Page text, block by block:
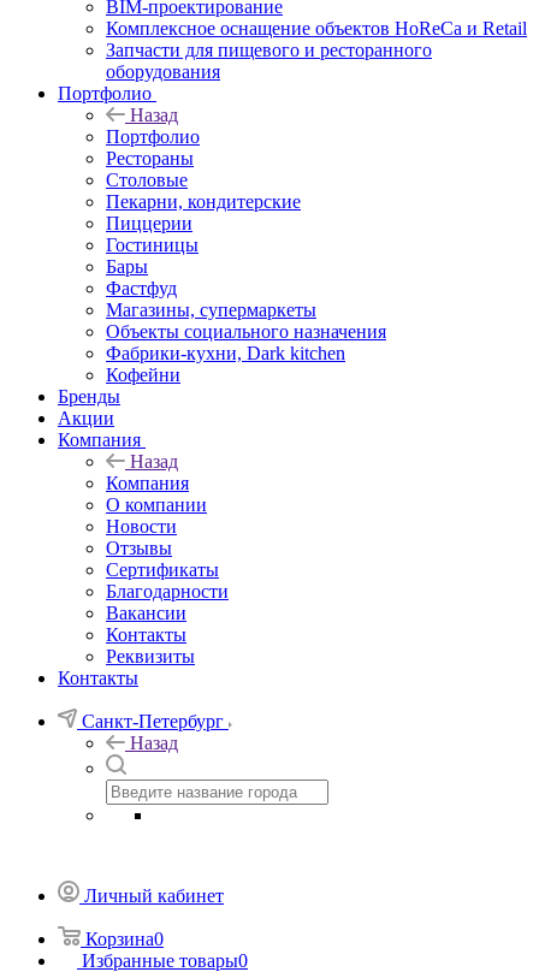
BIM-проектирование
Комплексное оснащение объектов HoReCa и Retail
Запчасти для пищевого и ресторанного
оборудования
Портфолио
Назад
Портфолио
Рестораны
Столовые
Пекарни, кондитерские
Пиццерии
Гостиницы
Бары
Фастфуд
Магазины, супермаркеты
Объекты социального назначения
Фабрики-кухни, Dark kitchen
Кофейни
Бренды
Акции
Компания
Назад
Компания
О компании
Новости
Отзывы
Сертификаты
Благодарности
Вакансии
Контакты
Реквизиты
Контакты
Санкт-Петербург
Назад
Личный кабинет
Корзина0
Избранные товары0